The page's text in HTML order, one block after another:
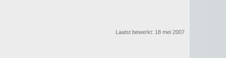
Laatst bewerkt: 18 mei 2007